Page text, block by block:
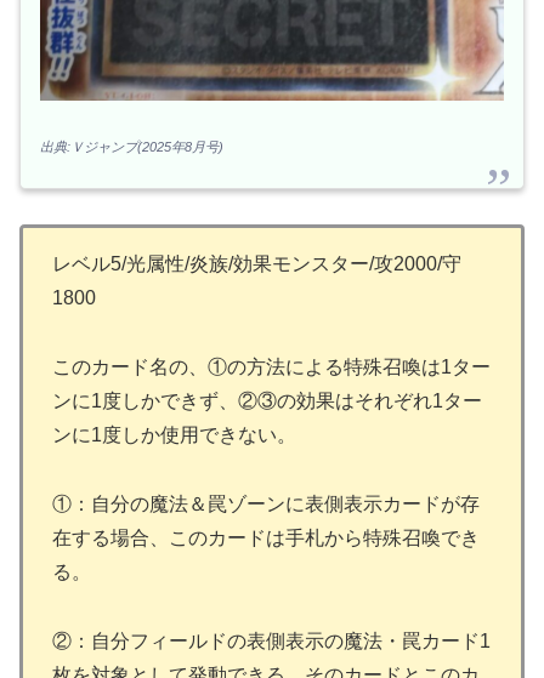
出典:Ｖジャンプ(2025年8月号)
レベル5/光属性/炎族/効果モンスター/攻2000/守
1800
このカード名の、①の方法による特殊召喚は1ター
ンに1度しかできず、②③の効果はそれぞれ1ター
ンに1度しか使用できない。
①：自分の魔法＆罠ゾーンに表側表示カードが存
在する場合、このカードは手札から特殊召喚でき
る。
②：自分フィールドの表側表示の魔法・罠カード1